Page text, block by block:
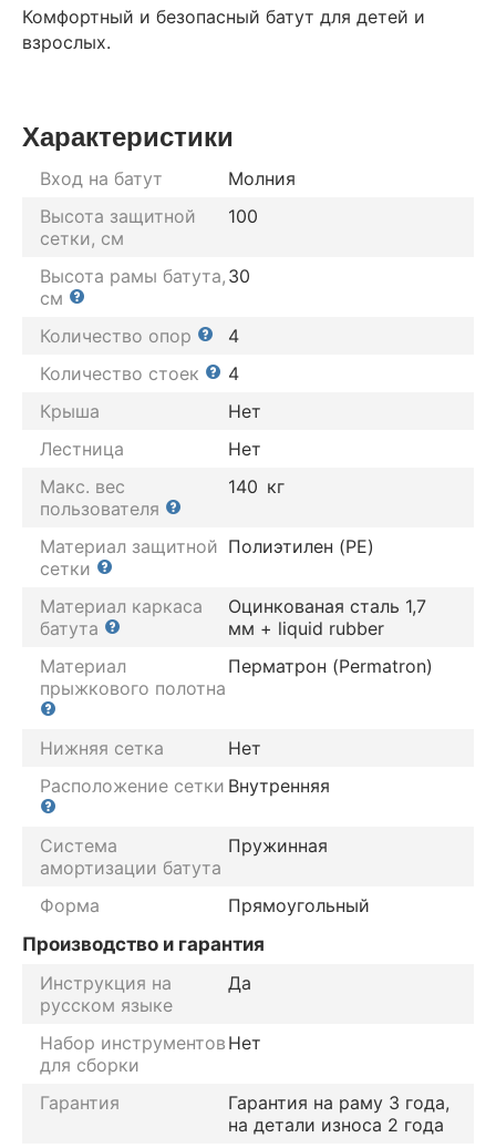
Комфортный и безопасный батут для детей и
взрослых.
Характеристики
Вход на батут
Молния
Высота защитной
сетки, см
100
Высота рамы батута,
см
30
Количество опор
4
Количество стоек
4
Крыша
Нет
Лестница
Нет
Макс. вес
пользователя
140 кг
Материал защитной
сетки
Полиэтилен (PE)
Материал каркаса
батута
Оцинкованая сталь 1,7
мм + liquid rubber
Материал
прыжкового полотна
Перматрон (Permatron)
Нижняя сетка
Нет
Расположение сетки Внутренняя
Система
амортизации батута
Пружинная
Форма
Прямоугольный
Производство и гарантия
Инструкция на
русском языке
Да
Набор инструментов
для сборки
Нет
Гарантия
Гарантия на раму 3 года,
на детали износа 2 года